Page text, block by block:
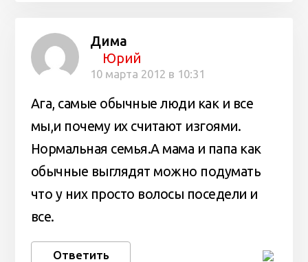
Дима
Юрий
10 марта 2012 в 10:31
Ага, самые обычные люди как и все
мы,и почему их считают изгоями.
Нормальная семья.А мама и папа как
обычные выглядят можно подумать
что у них просто волосы поседели и
все.
Ответить